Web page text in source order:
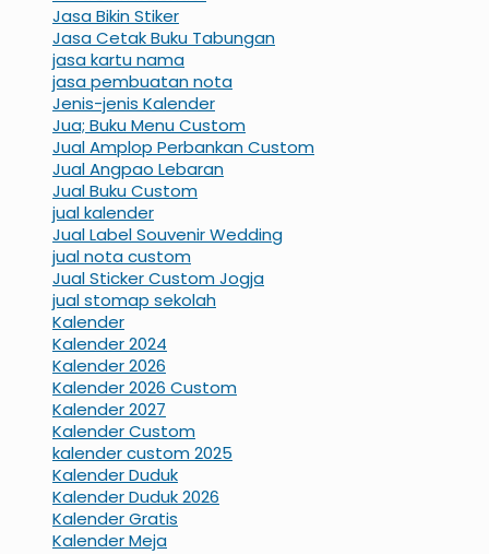
Jasa Bikin Stiker
Jasa Cetak Buku Tabungan
jasa kartu nama
jasa pembuatan nota
Jenis-jenis Kalender
Jua; Buku Menu Custom
Jual Amplop Perbankan Custom
Jual Angpao Lebaran
Jual Buku Custom
jual kalender
Jual Label Souvenir Wedding
jual nota custom
Jual Sticker Custom Jogja
jual stomap sekolah
Kalender
Kalender 2024
Kalender 2026
Kalender 2026 Custom
Kalender 2027
Kalender Custom
kalender custom 2025
Kalender Duduk
Kalender Duduk 2026
Kalender Gratis
Kalender Meja